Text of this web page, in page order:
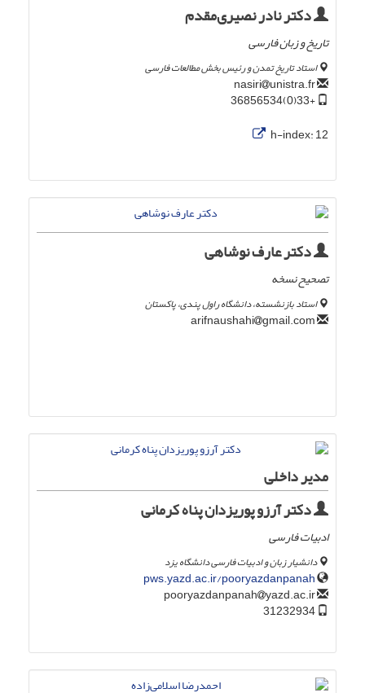
دکتر نادر نصیری‌مقدم
تاریخ و زبان فارسی
استاد تاریخ تمدن و رئیس بخش مطالعات فارسی
unistra.fr
+33(0)36856534
h-index:12
دکتر عارف نوشاهی
تصحیح نسخه
استاد بازنشسته، دانشگاه راول پندی، پاکستان
gmail.com
مدیر داخلی
دکتر آرزو پوریزدان پناه کرمانی
ادبیات فارسی
دانشیار زبان و ادبیات فارسی دانشگاه یزد
pws.yazd.ac.ir/pooryazdanpanah
yazd.ac.ir